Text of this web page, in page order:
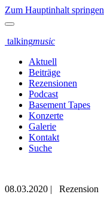
Zum Hauptinhalt springen
talkingmusic
Aktuell
Beiträge
Rezensionen
Podcast
Basement Tapes
Konzerte
Galerie
Kontakt
Suche
08.03.2020 | Rezension